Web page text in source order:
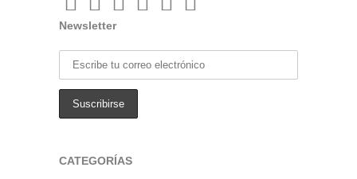
Newsletter
CATEGORÍAS